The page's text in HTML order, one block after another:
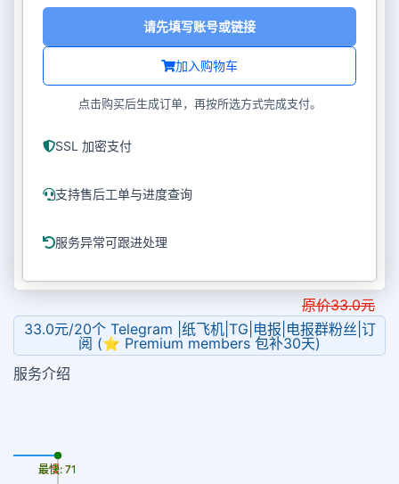
加入购物车
请先填写账号或链接
点击购买后生成订单，再按所选方式完成支付。
SSL 加密支付
支持售后工单与进度查询
服务异常可跟进处理
原价33.0元
33.0元/20个 Telegram |纸飞机|TG|电报|电报群粉丝|订
阅 (⭐ Premium members 包补30天)
服务介绍
最慢: 71
最快: 71